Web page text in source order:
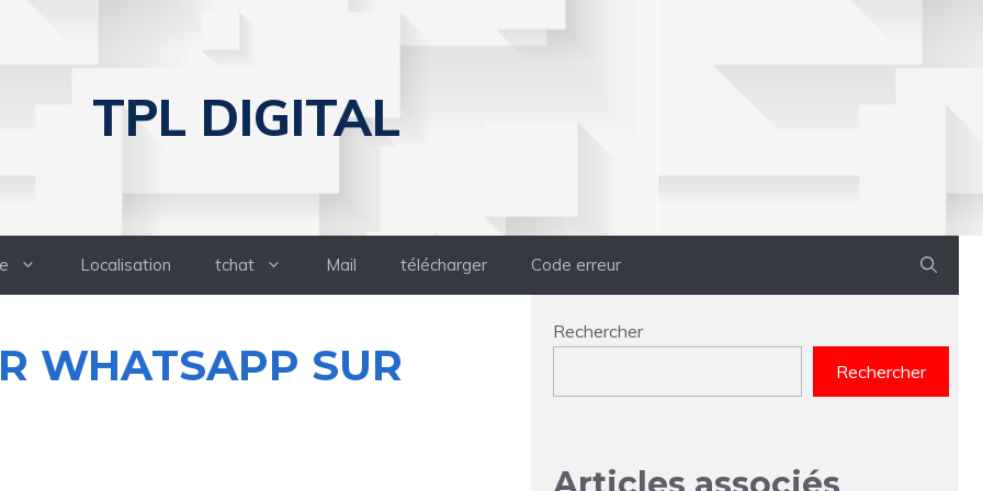
TPL DIGITAL
Localisation tchat Mail télécharger Code erreur
WHATSAPP SUR
Rechercher
Rechercher